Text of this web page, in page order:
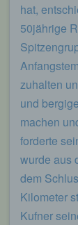
hat,
50jährige
zuhalten
und
machen
forderte
wurde aus
dem
Kilometer
Kufner